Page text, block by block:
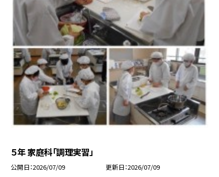
５年 家庭科「調理実習」
公開日 2026/07/09 更新日 2026/07/09